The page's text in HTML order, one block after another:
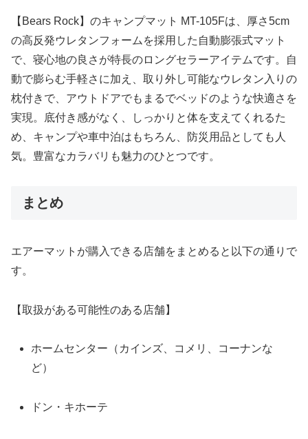
【Bears Rock】のキャンプマット MT-105Fは、厚さ5cm
の高反発ウレタンフォームを採用した自動膨張式マット
で、寝心地の良さが特長のロングセラーアイテムです。自
動で膨らむ手軽さに加え、取り外し可能なウレタン入りの
枕付きで、アウトドアでもまるでベッドのような快適さを
実現。底付き感がなく、しっかりと体を支えてくれるた
め、キャンプや車中泊はもちろん、防災用品としても人
気。豊富なカラバリも魅力のひとつです。
まとめ
エアーマットが購入できる店舗をまとめると以下の通りで
す。
【取扱がある可能性のある店舗】
ホームセンター（カインズ、コメリ、コーナンな
ど）
ドン・キホーテ